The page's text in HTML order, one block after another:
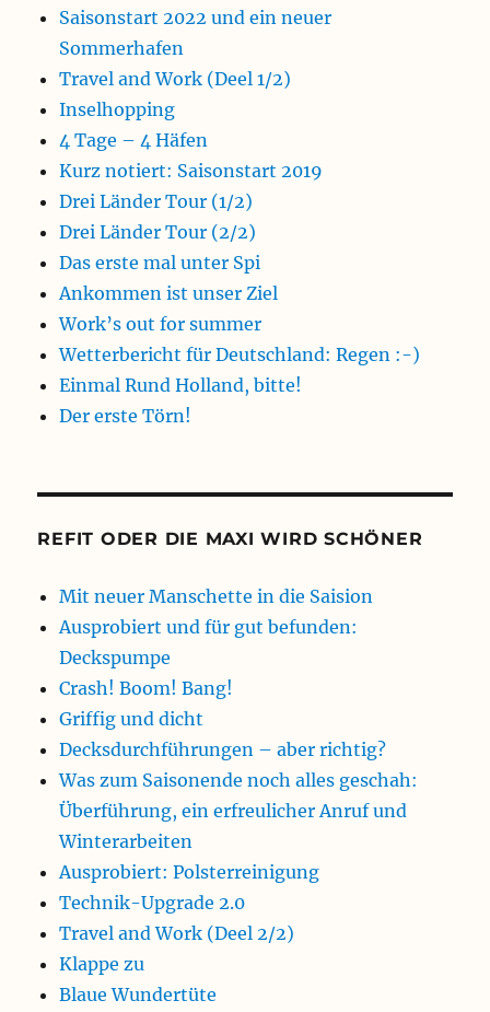
Saisonstart 2022 und ein neuer
Sommerhafen
Travel and Work (Deel 1/2)
Inselhopping
4 Tage – 4 Häfen
Kurz notiert: Saisonstart 2019
Drei Länder Tour (1/2)
Drei Länder Tour (2/2)
Das erste mal unter Spi
Ankommen ist unser Ziel
Work’s out for summer
Wetterbericht für Deutschland: Regen :-)
Einmal Rund Holland, bitte!
Der erste Törn!
REFIT ODER DIE MAXI WIRD SCHÖNER
Mit neuer Manschette in die Saision
Ausprobiert und für gut befunden:
Deckspumpe
Crash! Boom! Bang!
Griffig und dicht
Decksdurchführungen – aber richtig?
Was zum Saisonende noch alles geschah:
Überführung, ein erfreulicher Anruf und
Winterarbeiten
Ausprobiert: Polsterreinigung
Technik-Upgrade 2.0
Travel and Work (Deel 2/2)
Klappe zu
Blaue Wundertüte